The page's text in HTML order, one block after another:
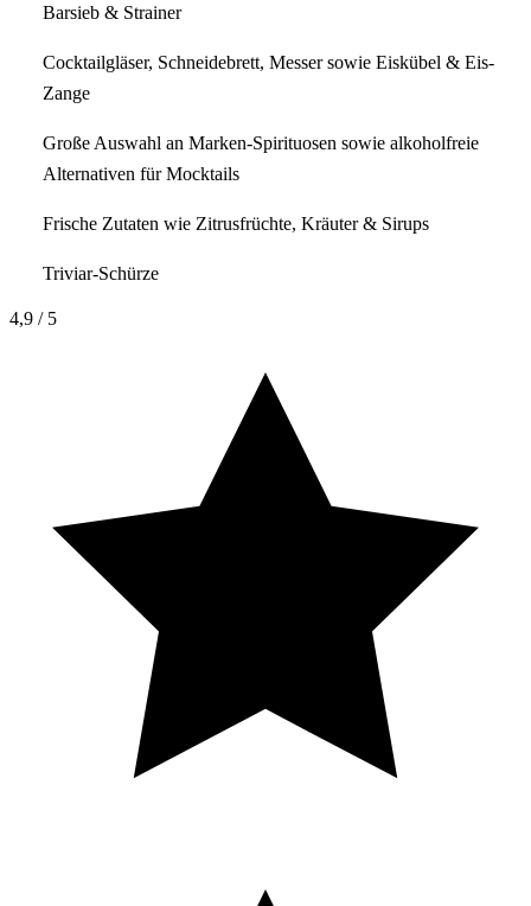
Barsieb & Strainer
Cocktailgläser, Schneidebrett, Messer sowie Eiskübel & Eis-
Zange
Große Auswahl an Marken-Spirituosen sowie alkoholfreie
Alternativen für Mocktails
Frische Zutaten wie Zitrusfrüchte, Kräuter & Sirups
Triviar-Schürze
4,9 / 5